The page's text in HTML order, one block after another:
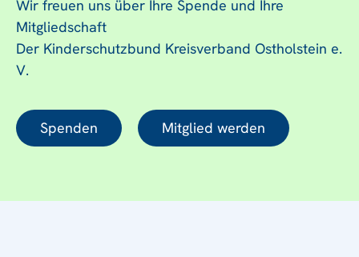
Wir freuen uns über Ihre Spende und Ihre
Mitgliedschaft
Der Kinderschutzbund Kreisverband Ostholstein e.
V.
Spenden Mitglied werden